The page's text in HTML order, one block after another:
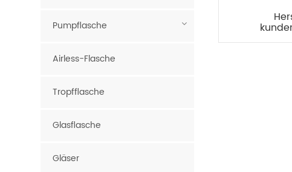
Pumpflasche
Airless-Flasche
Tropfflasche
Glasflasche
Gläser